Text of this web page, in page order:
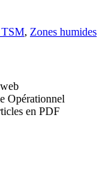
TSM, Zones humides
Opérationnel
en PDF